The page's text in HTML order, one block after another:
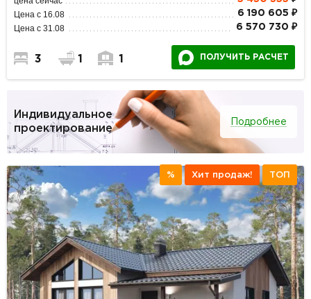
Цена с 16.08 6 190 605 ₽
Цена с 31.08 6 570 730 ₽
3 1 1 ПОЛУЧИТЬ РАСЧЕТ
Индивидуальное
проектирование
Подробнее
% Хит продаж! ТОП